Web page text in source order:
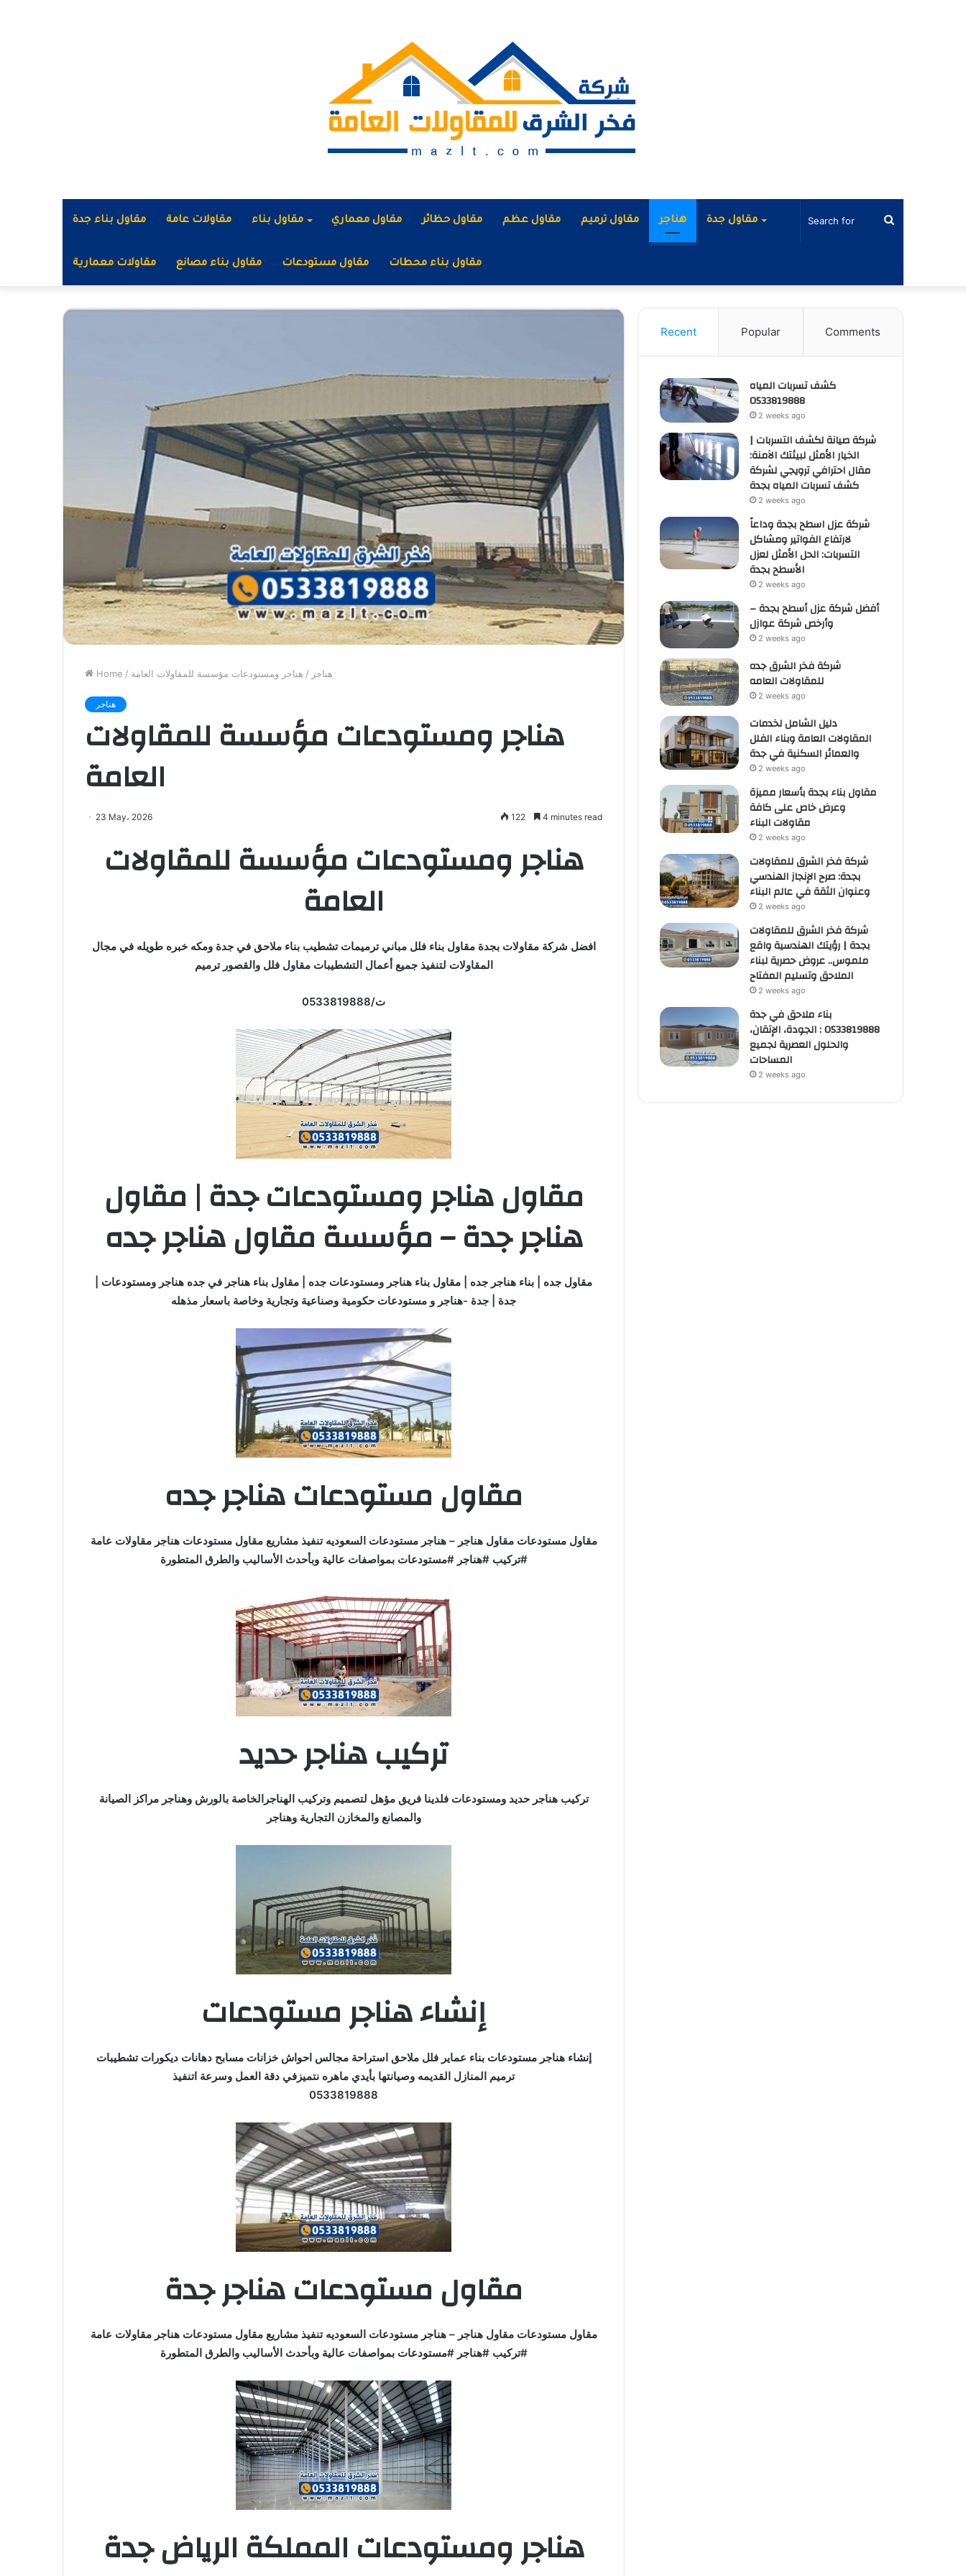
مقاول بناء جدة مقاولات عامة مقاول بناء مقاول معماري مقاول حظائر مقاول عظم مقاول ترميم هناجر مقاول جدة
مقاولات معمارية مقاول بناء مصانع مقاول مستودعات مقاول بناء محطات
Search
Home / هناجر / هناجر ومستودعات مؤسسة للمقاولات العامة
هناجر
هناجر ومستودعات مؤسسة للمقاولات
العامة
23 May، 2026 122 4 minutes read
هناجر ومستودعات مؤسسة للمقاولات
العامة
افضل شركة مقاولات بجدة مقاول بناء فلل مباني ترميمات تشطيب بناء ملاحق في جدة ومكه خبره طويله في مجال
المقاولات لتنفيذ جميع أعمال التشطيبات مقاول فلل والقصور ترميم
ت/0533819888
مقاول هناجر ومستودعات جدة | مقاول
هناجر جدة – مؤسسة مقاول هناجر جده
مقاول جده | بناء هناجر جده | مقاول بناء هناجر ومستودعات جده | مقاول بناء هناجر في جده هناجر ومستودعات |
جدة | جدة -هناجر و مستودعات حكومية وصناعية وتجارية وخاصة باسعار مذهله
مقاول مستودعات هناجر جده
مقاول مستودعات مقاول هناجر – هناجر مستودعات السعوديه تنفيذ مشاريع مقاول مستودعات هناجر مقاولات عامة
#تركيب #هناجر #مستودعات بمواصفات عالية وبأحدث الأساليب والطرق المتطورة
تركيب هناجر حديد
تركيب هناجر حديد ومستودعات فلدينا فريق مؤهل لتصميم وتركيب الهناجرالخاصة بالورش وهناجر مراكز الصيانة
والمصانع والمخازن التجارية وهناجر
إنشاء هناجر مستودعات
إنشاء هناجر مستودعات بناء عماير فلل ملاحق استراحة مجالس احواش خزانات مسابح دهانات ديكورات تشطيبات
ترميم المنازل القديمه وصيانتها بأيدي ماهره نتميزفي دقة العمل وسرعة اتنفيذ
0533819888
مقاول مستودعات هناجر جدة
مقاول مستودعات مقاول هناجر – هناجر مستودعات السعوديه تنفيذ مشاريع مقاول مستودعات هناجر مقاولات عامة
#تركيب #هناجر #مستودعات بمواصفات عالية وبأحدث الأساليب والطرق المتطورة
هناجر ومستودعات المملكة الرياض جدة
Recent Popular Comments
كشف تسربات المياه
0533819888
2 weeks ago
شركة صيانة لكشف التسربات |
الخيار الأمثل لبيئتك الآمنة:
مقال احترافي ترويجي لشركة
كشف تسربات المياه بجدة
2 weeks ago
شركة عزل اسطح بجدة وداعاً
لارتفاع الفواتير ومشاكل
التسربات: الحل الأمثل لعزل
الأسطح بجدة
2 weeks ago
أفضل شركة عزل أسطح بجدة –
وأرخص شركة عوازل
2 weeks ago
شركة فخر الشرق جده
للمقاولات العامه
2 weeks ago
دليل الشامل لخدمات
المقاولات العامة وبناء الفلل
والعمائر السكنية في جدة
2 weeks ago
مقاول بناء بجدة بأسعار مميزة
وعرض خاص على كافة
مقاولات البناء
2 weeks ago
شركة فخر الشرق للمقاولات
بجدة: صرح الإنجاز الهندسي
وعنوان الثقة في عالم البناء
2 weeks ago
شركة فخر الشرق للمقاولات
بجدة | رؤيتك الهندسية واقع
ملموس.. عروض حصرية لبناء
الملاحق وتسليم المفتاح
2 weeks ago
بناء ملاحق في جدة
0533819888 : الجودة، الإتقان،
والحلول العصرية لجميع
المساحات
2 weeks ago